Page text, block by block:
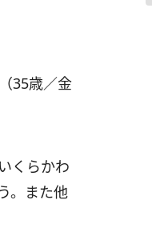
35歳／金
くらかわ
。また他